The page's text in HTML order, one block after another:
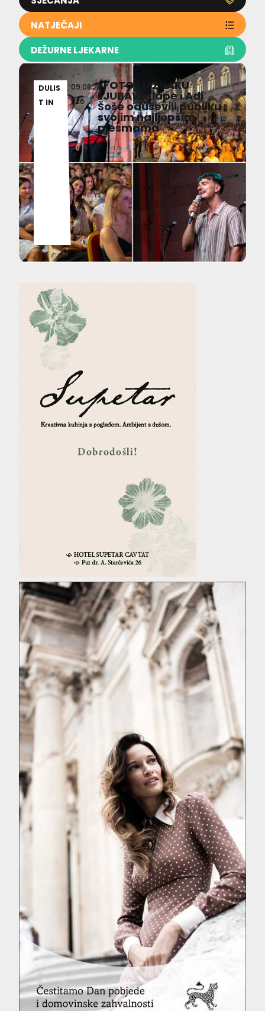
NATJEČAJI
DEŽURNE LJEKARNE
DULIS
T IN
09.08.2
026
(FOTO) U ZNAKU
LJUBAVI Klape i Adi
Šoše oduševili publiku
svojim najljepšim
pjesmama